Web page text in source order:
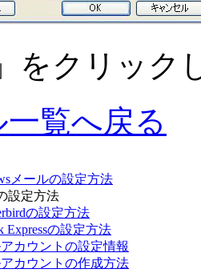
をクリック
覧へ戻る
メールの設定方法
設定方法
の設定方法
Expressの設定方法
アカウントの設定情報
アカウントの作成方法